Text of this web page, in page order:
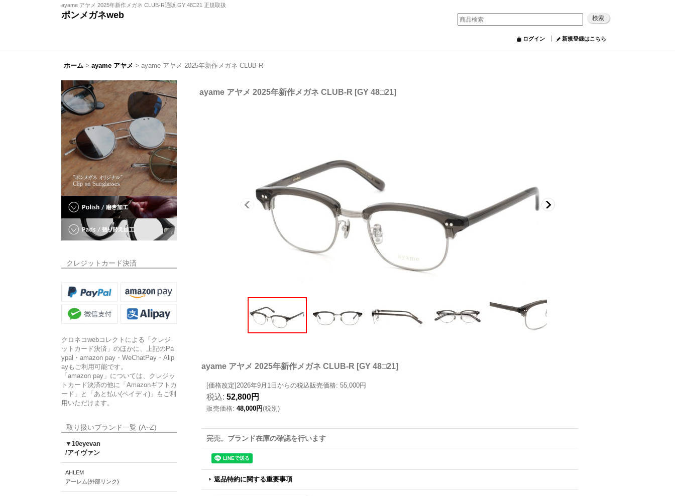
ayame アヤメ 2025年新作メガネ CLUB-R通販 GY 48□21 正規取扱
ポンメガネweb
ログイン 新規登録はこちら
ホーム > ayame アヤメ > ayame アヤメ 2025年新作メガネ CLUB-R
ayame アヤメ 2025年新作メガネ CLUB-R [GY 48□21]
ayame アヤメ 2025年新作メガネ CLUB-R [GY 48□21]
販売価格: 48,000円 (税別)
税込: 52,800円
[価格改定]2026年9月1日からの税込販売価格: 55,000円
完売。ブランド在庫の確認を行います
返品特約に関する重要事項
クレジットカード決済
クロネコwebコレクトによる「クレジ
ットカード決済」のほかに、上記のPa
ypal・amazon pay・WeChatPay・Alip
ayもご利用可能です。
「amazon pay」については、クレジッ
トカード決済の他に「Amazonギフトカ
ード」と「あと払い(ペイディ)」もご利
用いただけます。
取り扱いブランド一覧 (A~Z)
▼10eyevan
/アイヴァン
AHLEM
アーレム(外部リンク)